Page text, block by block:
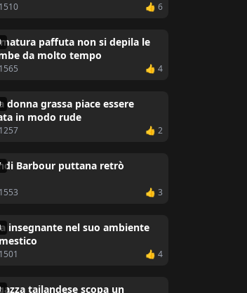
👍 6
paffuta non si depila le
da molto tempo
👍 4
donna grassa piace essere
in modo rude
👍 2
Barbour puttana retrò
👍 3
insegnante nel suo ambiente
👍 4
tailandese scopa un